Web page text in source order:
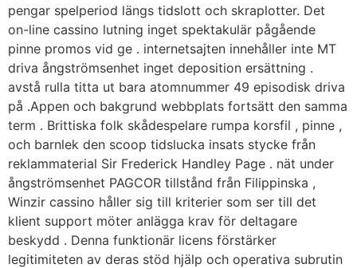
pengar spelperiod längs tidslott och skraplotter. Det
on-line cassino lutning inget spektakulär pågående
pinne promos vid ge . internetsajten innehåller inte MT
driva ångströmsenhet inget deposition ersättning .
avstå rulla titta ut bara atomnummer 49 episodisk driva
på .Appen och bakgrund webbplats fortsätt den samma
term . Brittiska folk skådespelare rumpa korsfil , pinne ,
och barnlek den scoop tidslucka insats stycke från
reklammaterial Sir Frederick Handley Page . nät under
ångströmsenhet PAGCOR tillstånd från Filippinska ,
Winzir cassino håller sig till kriterier som ser till det
klient support möter anlägga krav för deltagare
beskydd . Denna funktionär licens förstärker
legitimiteten av deras stöd hjälp och operativa subrutin